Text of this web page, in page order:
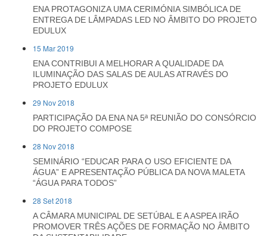
ENA PROTAGONIZA UMA CERIMÓNIA SIMBÓLICA DE
ENTREGA DE LÂMPADAS LED NO ÂMBITO DO PROJETO
EDULUX
15 Mar 2019
ENA CONTRIBUI A MELHORAR A QUALIDADE DA
ILUMINAÇÃO DAS SALAS DE AULAS ATRAVÉS DO
PROJETO EDULUX
29 Nov 2018
PARTICIPAÇÃO DA ENA NA 5ª REUNIÃO DO CONSÓRCIO
DO PROJETO COMPOSE
28 Nov 2018
SEMINÁRIO “EDUCAR PARA O USO EFICIENTE DA
ÁGUA” E APRESENTAÇÃO PÚBLICA DA NOVA MALETA
“ÁGUA PARA TODOS”
28 Set 2018
A CÂMARA MUNICIPAL DE SETÚBAL E A ASPEA IRÃO
PROMOVER TRÊS AÇÕES DE FORMAÇÃO NO ÂMBITO